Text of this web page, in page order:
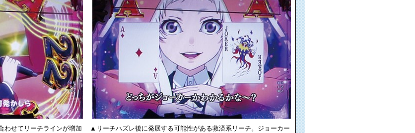
わせてリーチラインが増加
▲リーチハズレ後に発展する可能性がある救済系リーチ。ジョーカー